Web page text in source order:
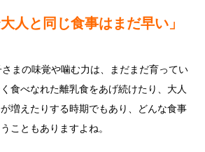
人と同じ食事はまだ早い」
まの味覚や噛む力は、まだまだ育ってい
食べなれた離乳食をあげ続けたり、大人
増えたりする時期でもあり、どんな食事
こともありますよね。